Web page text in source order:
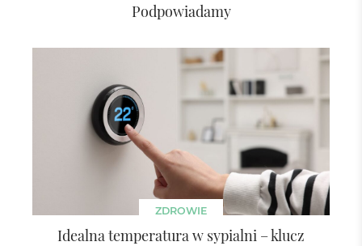
Podpowiadamy
ZDROWIE
Idealna temperatura w sypialni – klucz